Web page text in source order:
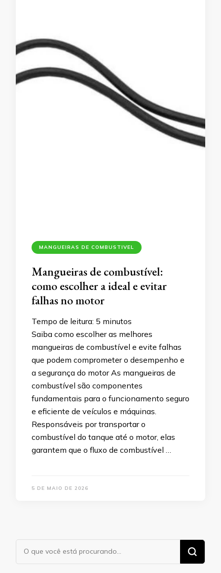
MANGUEIRAS DE COMBUSTIVEL
Mangueiras de combustível:
como escolher a ideal e evitar
falhas no motor
Tempo de leitura: 5 minutos
Saiba como escolher as melhores
mangueiras de combustível e evite falhas
que podem comprometer o desempenho e
a segurança do motor As mangueiras de
combustível são componentes
fundamentais para o funcionamento seguro
e eficiente de veículos e máquinas.
Responsáveis por transportar o
combustível do tanque até o motor, elas
garantem que o fluxo de combustível …
5 DE MAIO DE 2026
Procurando
algo?